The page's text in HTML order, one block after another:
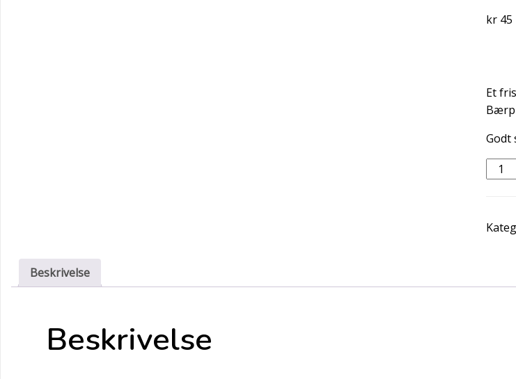
kr 45
Et
Godt
350g
Beskrivelse
Beskrivelse